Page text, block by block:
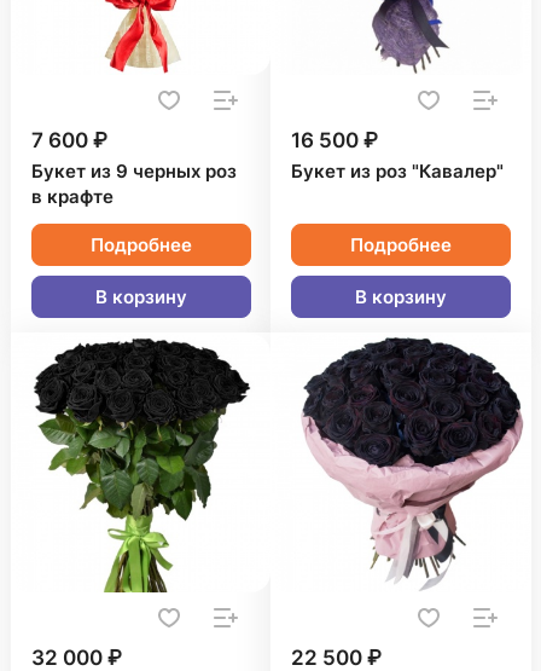
7 600 ₽
Букет из 9 черных роз
в крафте
Подробнее
В корзину
16 500 ₽
Букет из роз "Кавалер"
Подробнее
В корзину
32 000 ₽ 22 500 ₽